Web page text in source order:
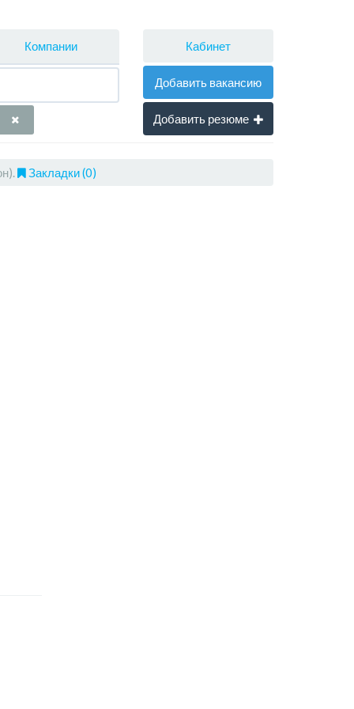
Компании Кабинет
Добавить вакансию
Добавить резюме
Закладки (0)